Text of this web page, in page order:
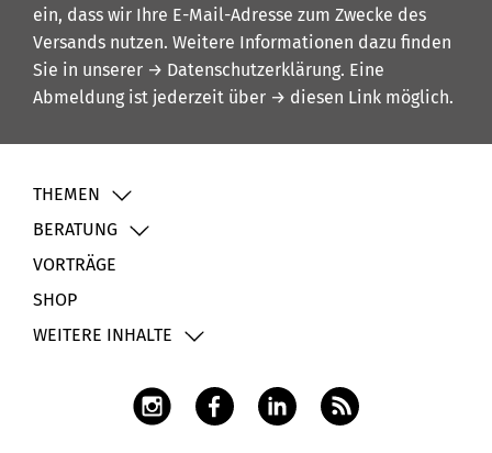
ein, dass wir Ihre E-Mail-Adresse zum Zwecke des
Versands nutzen. Weitere Informationen dazu finden
Sie in unserer → Datenschutzerklärung. Eine
Abmeldung ist jederzeit über → diesen Link möglich.
THEMEN
BERATUNG
VORTRÄGE
SHOP
WEITERE INHALTE